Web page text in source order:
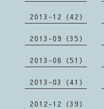
2013-12（42）
2013-09（35）
2013-06（51）
2013-03（41）
2012-12（39）